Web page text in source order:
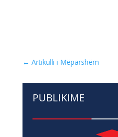
← Artikulli i Mëparshëm
PUBLIKIME